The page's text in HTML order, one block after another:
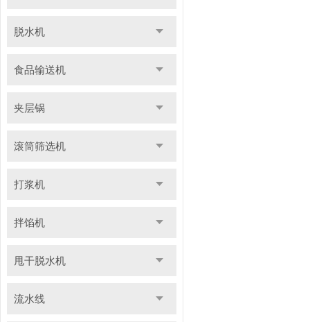
脱水机
食品输送机
夹层锅
滚筒筛选机
打浆机
拌馅机
甩干脱水机
流水线